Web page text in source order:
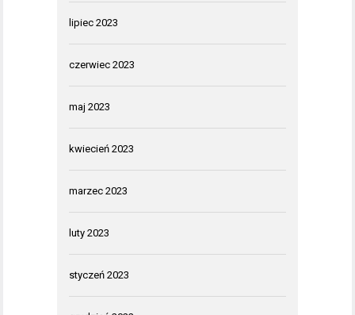
lipiec 2023
czerwiec 2023
maj 2023
kwiecień 2023
marzec 2023
luty 2023
styczeń 2023